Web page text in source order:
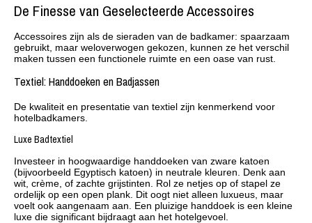
De Finesse van Geselecteerde Accessoires
Accessoires zijn als de sieraden van de badkamer: spaarzaam
gebruikt, maar weloverwogen gekozen, kunnen ze het verschil
maken tussen een functionele ruimte en een oase van rust.
Textiel: Handdoeken en Badjassen
De kwaliteit en presentatie van textiel zijn kenmerkend voor
hotelbadkamers.
Luxe Badtextiel
Investeer in hoogwaardige handdoeken van zware katoen
(bijvoorbeeld Egyptisch katoen) in neutrale kleuren. Denk aan
wit, crème, of zachte grijstinten. Rol ze netjes op of stapel ze
ordelijk op een open plank. Dit oogt niet alleen luxueus, maar
voelt ook aangenaam aan. Een pluizige handdoek is een kleine
luxe die significant bijdraagt aan het hotelgevoel.